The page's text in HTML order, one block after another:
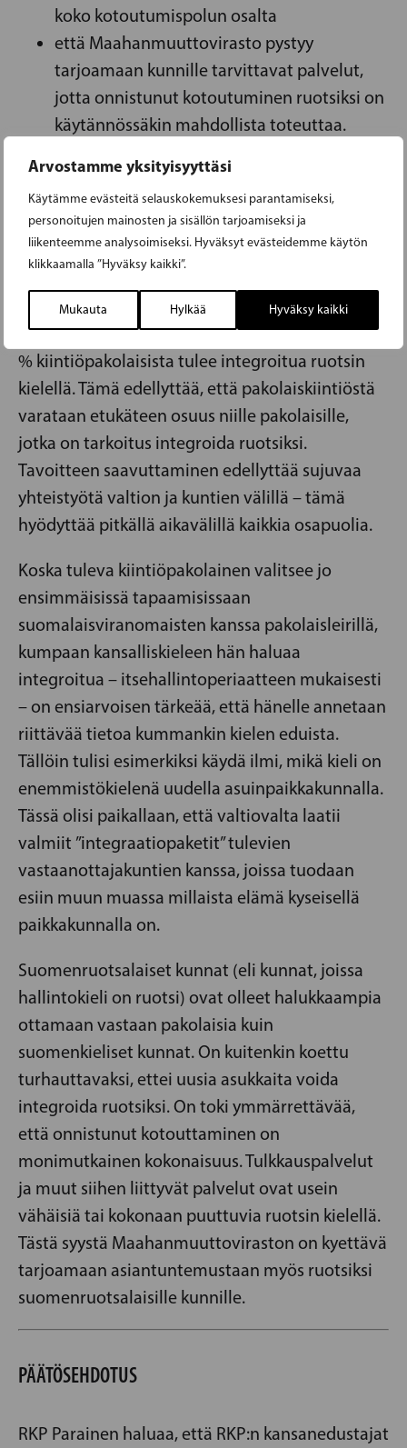
Arvostamme yksityisyyttäsi
Käytämme evästeitä selauskokemuksesi parantamiseksi,
personoitujen mainosten ja sisällön tarjoamiseksi ja
liikenteemme analysoimiseksi. Hyväksyt evästeidemme käytön
klikkaamalla ”Hyväksy kaikki”.
Mukauta Hylkää Hyväksy kaikki
koko kotoutumispolun osalta
että Maahanmuuttovirasto pystyy
tarjoamaan kunnille tarvittavat palvelut,
jotta onnistunut kotoutuminen ruotsiksi on
käytännössäkin mahdollista toteuttaa.
ALOITE 3 – PAREMPI VALTION JA KUNTIEN VÄLINEN
KOORDINOINTI, JOTTA VÄHINTÄÄN 10 %
KIINTIÖPAKOLAISISTA INTEGROITUU RUOTSIN
KIELELLÄ
Hallitusohjelmassa mainitaan, että vähintään 10
% kiintiöpakolaisista tulee integroitua ruotsin
kielellä. Tämä edellyttää, että pakolaiskiintiöstä
varataan etukäteen osuus niille pakolaisille,
jotka on tarkoitus integroida ruotsiksi.
Tavoitteen saavuttaminen edellyttää sujuvaa
yhteistyötä valtion ja kuntien välillä – tämä
hyödyttää pitkällä aikavälillä kaikkia osapuolia.
Koska tuleva kiintiöpakolainen valitsee jo
ensimmäisissä tapaamisissaan
suomalaisviranomaisten kanssa pakolaisleirillä,
kumpaan kansalliskieleen hän haluaa
integroitua – itsehallintoperiaatteen mukaisesti
– on ensiarvoisen tärkeää, että hänelle annetaan
riittävää tietoa kummankin kielen eduista.
Tällöin tulisi esimerkiksi käydä ilmi, mikä kieli on
enemmistökielenä uudella asuinpaikkakunnalla.
Tässä olisi paikallaan, että valtiovalta laatii
valmiit ”integraatiopaketit” tulevien
vastaanottajakuntien kanssa, joissa tuodaan
esiin muun muassa millaista elämä kyseisellä
paikkakunnalla on.
Suomenruotsalaiset kunnat (eli kunnat, joissa
hallintokieli on ruotsi) ovat olleet halukkaampia
ottamaan vastaan pakolaisia kuin
suomenkieliset kunnat. On kuitenkin koettu
turhauttavaksi, ettei uusia asukkaita voida
integroida ruotsiksi. On toki ymmärrettävää,
että onnistunut kotouttaminen on
monimutkainen kokonaisuus. Tulkkauspalvelut
ja muut siihen liittyvät palvelut ovat usein
vähäisiä tai kokonaan puuttuvia ruotsin kielellä.
Tästä syystä Maahanmuuttoviraston on kyettävä
tarjoamaan asiantuntemustaan myös ruotsiksi
suomenruotsalaisille kunnille.
PÄÄTÖSEHDOTUS
RKP Parainen haluaa, että RKP:n kansanedustajat